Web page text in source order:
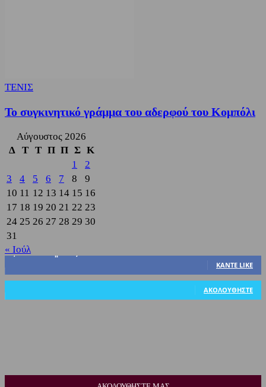
ΤΕΝΙΣ
Το συγκινητικό γράμμα του αδερφού του Κομπόλι
Αύγουστος 2026
Δ
Τ Τ Π Π Σ Κ
1
2
3
4 5 6 7 8
9
10 11 12 13 14 15 16
17 18 19 20 21 22 23
24 25 26 27 28 29 30
31
« Ιούλ
3,822
ΚΆΝΤΕ LIKE
ΑΚΟΛΟΥΘΉΣΤΕ